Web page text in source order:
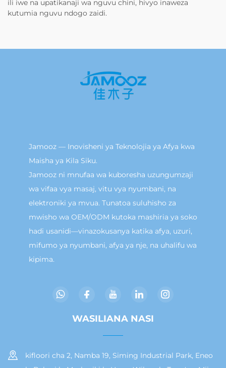
ili iwe na upatikanaji wa nguvu chini, hivyo inaweza
kutumia nguvu ndogo zaidi.
Jamooz — Inovisheni ya Teknolojia ya Afya kwa
Maisha ya Kila Siku.
Jamooz ni mnufaa wa kuboresha uzungumzaji
wa vifaa vya masaj, vitu vya nyumbani, na
elektroniki ya mvua. Tunatoa suluhisho za
mwisho wa OEM/ODM kutoka mashiria ya soko
hadi usanidi—vinazokusanya katika afya, uzuri,
mifumo ya nyumbani, afya ya nje, na uhalifu wa
kipima.
WASILIANA NASI
kifloori cha 2, Namba 19, Siming Industrial Park, Eneo